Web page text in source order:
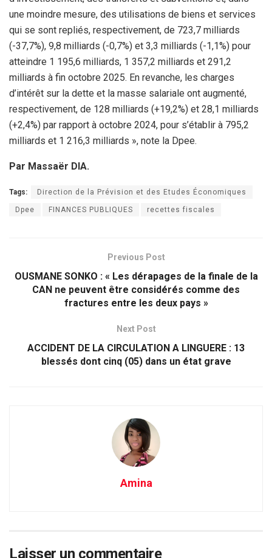
une moindre mesure, des utilisations de biens et services
qui se sont repliés, respectivement, de 723,7 milliards
(-37,7%), 9,8 milliards (-0,7%) et 3,3 milliards (-1,1%) pour
atteindre 1 195,6 milliards, 1 357,2 milliards et 291,2
milliards à fin octobre 2025. En revanche, les charges
d’intérêt sur la dette et la masse salariale ont augmenté,
respectivement, de 128 milliards (+19,2%) et 28,1 milliards
(+2,4%) par rapport à octobre 2024, pour s’établir à 795,2
milliards et 1 216,3 milliards », note la Dpee.
Par Massaër DIA.
Tags: Direction de la Prévision et des Etudes Économiques
Dpee FINANCES PUBLIQUES recettes fiscales
Previous Post
OUSMANE SONKO : « Les dérapages de la finale de la
CAN ne peuvent être considérés comme des
fractures entre les deux pays »
Next Post
ACCIDENT DE LA CIRCULATION A ​LINGUERE : 13
blessés dont cinq (05) dans un état grave
Amina
Laisser un commentaire